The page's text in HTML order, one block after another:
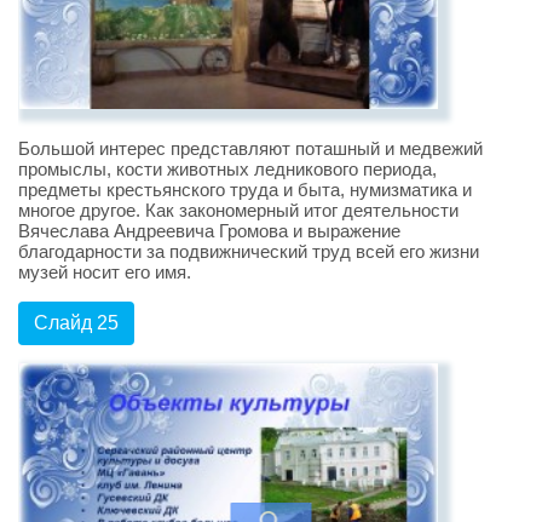
Большой интерес представляют поташный и медвежий
промыслы, кости животных ледникового периода,
предметы крестьянского труда и быта, нумизматика и
многое другое. Как закономерный итог деятельности
Вячеслава Андреевича Громова и выражение
благодарности за подвижнический труд всей его жизни
музей носит его имя.
Слайд 25